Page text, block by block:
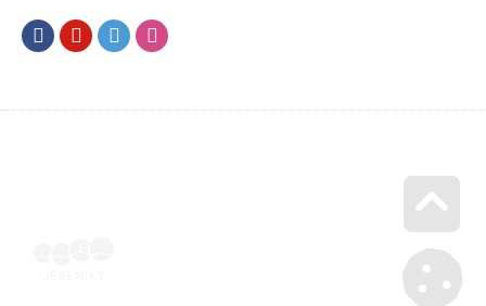
FacebookYoutubeTwitter
Go